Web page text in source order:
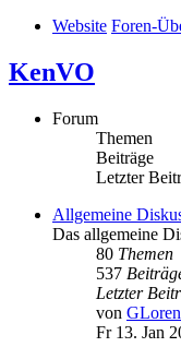
Website Foren-
KenVO
Forum
Themen
Beiträge
Letzter
Allgemeine
Das allgemeine
80 Themen
537
Letzter
von
Fr 13. Jan